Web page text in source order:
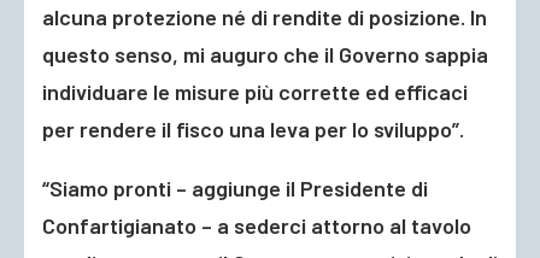
alcuna protezione né di rendite di posizione. In
questo senso, mi auguro che il Governo sappia
individuare le misure più corrette ed efficaci
per rendere il fisco una leva per lo sviluppo”.
“Siamo pronti – aggiunge il Presidente di
Confartigianato – a sederci attorno al tavolo